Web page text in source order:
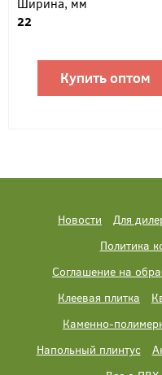
Ширина, мм
22
Купить оптом
Новости Для
Политика
Соглашение на
Клеевая плитка
Каменно-
Напольный плинтус